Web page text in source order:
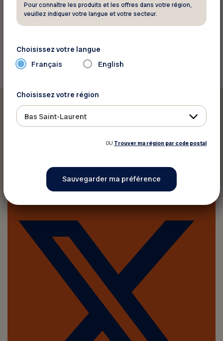
Source: Réseau FADOQ
Imprimer cet article
Partager sur :
Pour connaître les produits et les offres dans votre région,
veuillez indiquer votre langue et votre secteur.
Choisissez votre langue
Français English
Choisissez votre région
Bas Saint-Laurent
OU Trouver ma région par code postal